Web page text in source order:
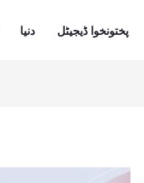
پختونخوا ڈیجیٹل دنیا